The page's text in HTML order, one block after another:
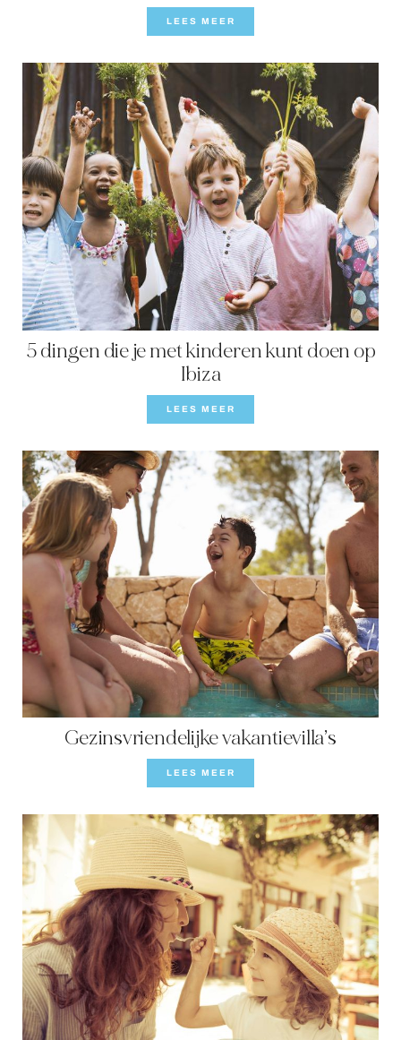
LEES MEER
5 dingen die je met kinderen kunt doen op
Ibiza
LEES MEER
Gezinsvriendelijke vakantievilla’s
LEES MEER